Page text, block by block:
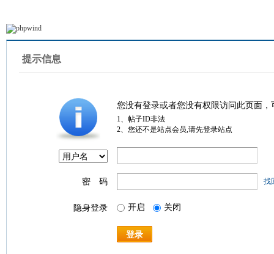
提示信息
您没有登录或者您没有权限访问此页面
1、帖子ID非法
2、您还不是站点会员,请先登录站点
密 码 找
隐身登录 开启 关闭
登录